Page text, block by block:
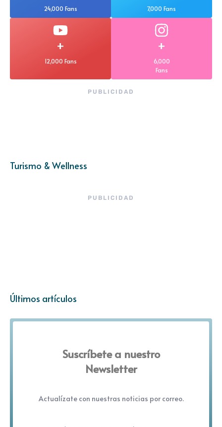
24,000 Fans 7,000 Fans
+
12,000 Fans
+
6,000
Fans
PUBLICIDAD
Turismo & Wellness
PUBLICIDAD
Últimos artículos
Suscríbete a nuestro
Newsletter
Actualízate con nuestras noticias por correo.